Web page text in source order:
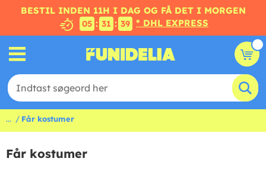
BESTIL INDEN 11H I DAG OG FÅ DET I MORGEN
05 : 31 : 39 * DHL EXPRESS
... Får kostumer
Får kostumer